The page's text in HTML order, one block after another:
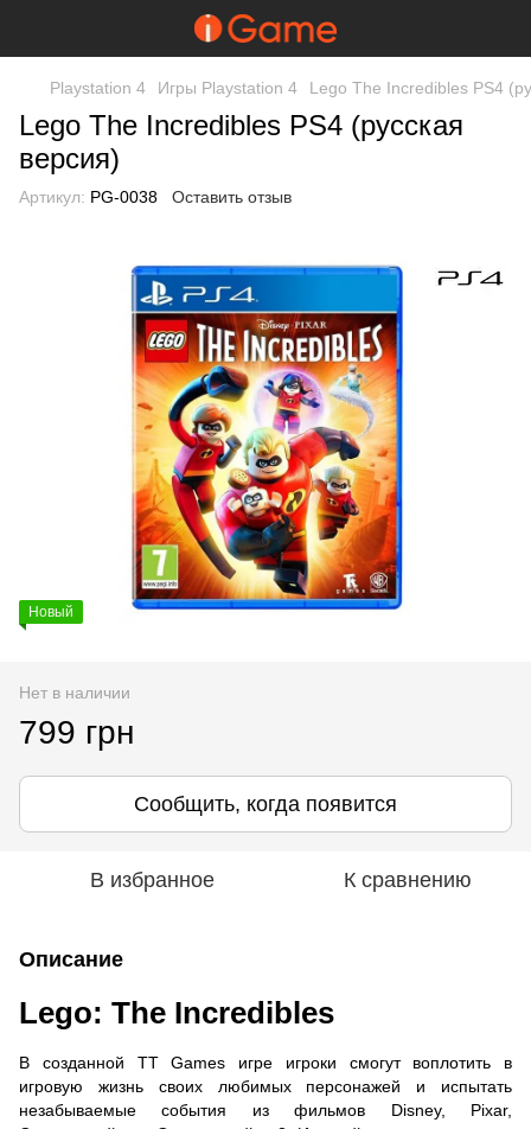
Playstation 4 Игры Playstation 4 Lego The Incredibles PS4
Lego The Incredibles PS4 (русская
версия)
Артикул: PG-0038 Оставить отзыв
Новый
Нет в наличии
799 грн
Сообщить, когда появится
В избранное К сравнению
Описание
Lego: The Incredibles
В созданной TT Games игре игроки смогут воплотить в
игровую жизнь своих любимых персонажей и испытать
незабываемые события из фильмов Disney, Pixar,